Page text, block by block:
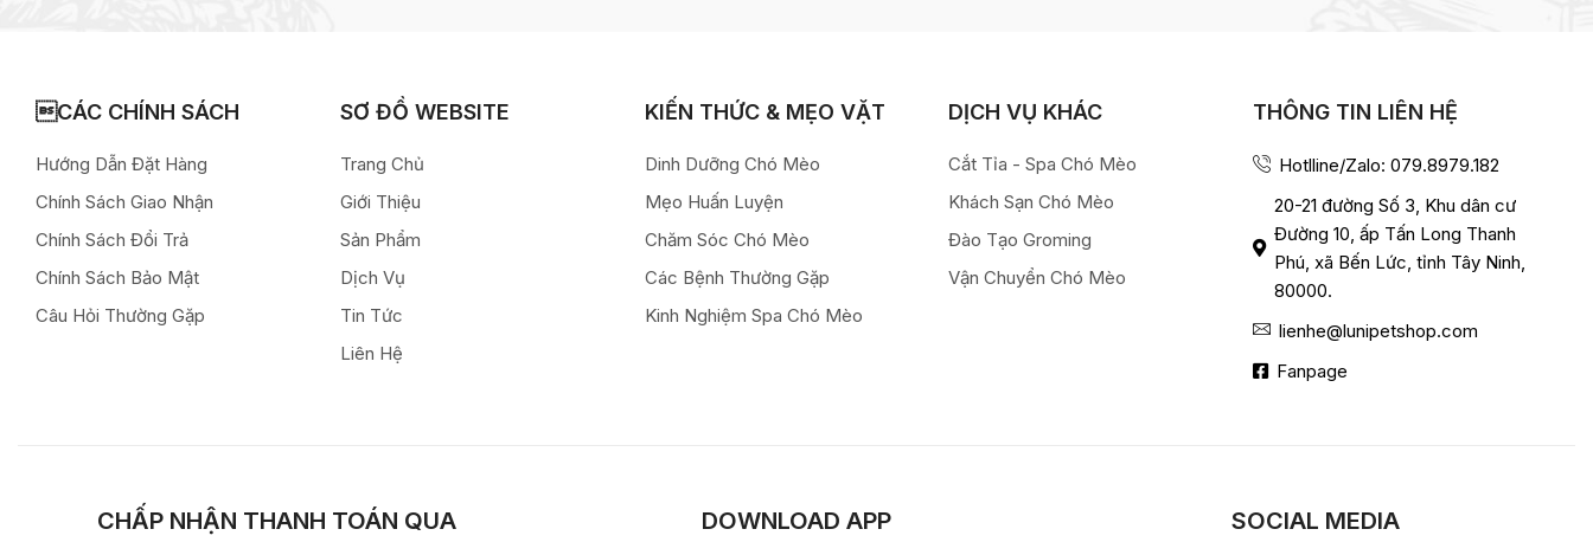
CÁC CHÍNH SÁCH
Hướng Dẫn Đặt Hàng
Chính Sách Giao Nhận
Chính Sách Đổi Trả
Chính Sách Bảo Mật
Câu Hỏi Thường Gặp
SƠ ĐỒ WEBSITE
Trang Chủ
Giới Thiệu
Sản Phẩm
Dịch Vụ
Tin Tức
Liên Hệ
KIẾN THỨC & MẸO VẶT
Dinh Dưỡng Chó Mèo
Mẹo Huấn Luyện
Chăm Sóc Chó Mèo
Các Bệnh Thường Gặp
Kinh Nghiệm Spa Chó Mèo
DỊCH VỤ KHÁC
Cắt Tỉa - Spa Chó Mèo
Khách Sạn Chó Mèo
Đào Tạo Groming
Vận Chuyển Chó Mèo
THÔNG TIN LIÊN HỆ
Hotlline/Zalo: 079.8979.182
20-21 đường Số 3, Khu dân cư
Đường 10, ấp Tấn Long Thanh
Phú, xã Bến Lức, tỉnh Tây Ninh,
80000.
lienhe@lunipetshop.com
Fanpage
CHẤP NHẬN THANH TOÁN QUA DOWNLOAD APP SOCIAL MEDIA